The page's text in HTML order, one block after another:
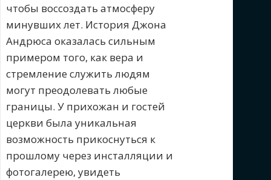
чтобы воссоздать атмосферу
минувших лет. История Джона
Андрюса оказалась сильным
примером того, как вера и
стремление служить людям
могут преодолевать любые
границы. У прихожан и гостей
церкви была уникальная
возможность прикоснуться к
прошлому через инсталляции и
фотогалерею, увидеть